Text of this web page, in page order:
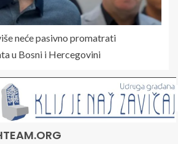
neće pasivno promatrati
u Bosni i Hercegovini